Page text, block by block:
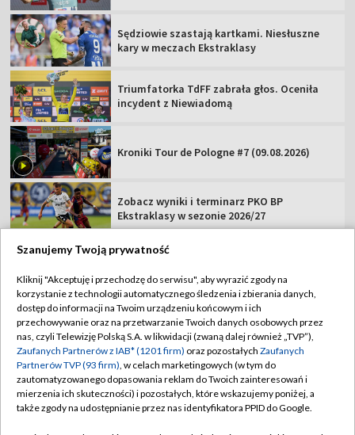
Sędziowie szastają kartkami. Niesłuszne
kary w meczach Ekstraklasy
Triumfatorka TdFF zabrała głos. Oceniła
incydent z Niewiadomą
Kroniki Tour de Pologne #7 (09.08.2026)
Zobacz wyniki i terminarz PKO BP
Ekstraklasy w sezonie 2026/27
TVP
Abonament TVP
Sklep TVP
Biuro Reklamy
Oferta Handlowa
Regulamin TVP
Polityka prywatności
Moje zgody
Biuro reklamy
Szanujemy Twoją prywatność
Kliknij "Akceptuję i przechodzę do serwisu", aby wyrazić zgody na
korzystanie z technologii automatycznego śledzenia i zbierania danych,
dostęp do informacji na Twoim urządzeniu końcowym i ich
przechowywanie oraz na przetwarzanie Twoich danych osobowych przez
nas, czyli Telewizję Polską S.A. w likwidacji (zwaną dalej również „TVP”),
Zaufanych Partnerów z IAB* (1201 firm) oraz pozostałych Zaufanych
Partnerów TVP (93 firm), w celach marketingowych (w tym do
zautomatyzowanego dopasowania reklam do Twoich zainteresowań i
mierzenia ich skuteczności) i pozostałych, które wskazujemy poniżej, a
także zgody na udostępnianie przez nas identyfikatora PPID do Google.